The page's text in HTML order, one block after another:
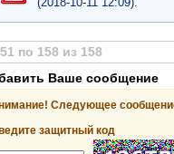
по 158 из 158
Ваше сообщение
Следующее
защитный код